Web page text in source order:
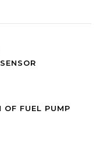
OF FUEL PUMP